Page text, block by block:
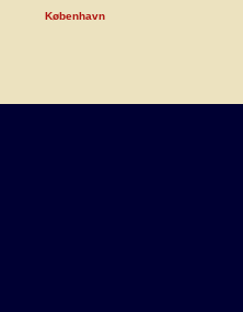
København